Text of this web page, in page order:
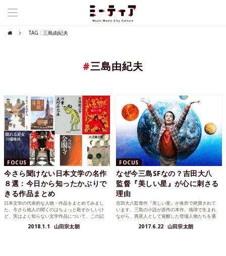
TAG : 三島由紀夫
#三島由紀夫
FOCUS
今さら聞けない日本文学の名作
８選：今日から知ったかぶりで
きる作品まとめ
日本文学の代表的な人物・作品をまとめてみまし
た。今さら他人の聞くのはちょっと恥ずかしいけ
ど、実はよく知らない文学作品について、この記
事をサクッと読むだけでなんとなく詳しくなれち
2018.1.1 山田宗太朗
FOCUS
なぜ今三島SFなの？吉田大八
監督『美しい星』が心に刺さる
理由
吉田大八監督作『美しい星』が各所で絶賛されて
います。三島の小説が原作の本作。地球で生まれ
ながら、異星人として覚醒した登場人物たちを通
して、「自分が何をするべきか」が描かれていま
2017.6.22 山田宗太朗